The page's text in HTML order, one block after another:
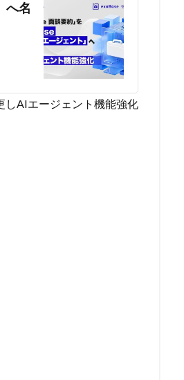
へ名
しAIエージェント機能強化